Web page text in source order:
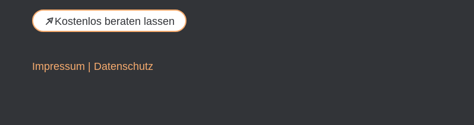
Kostenlos beraten lassen
Impressum Datenschutz